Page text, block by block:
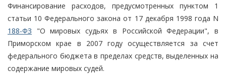
Финансирование расходов, предусмотренных пунктом 1
статьи 10 Федерального закона от 17 декабря 1998 года N
188-ФЗ "О мировых судьях в Российской Федерации", в
Приморском крае в 2007 году осуществляется за счет
федерального бюджета в пределах средств, выделенных на
содержание мировых судей.